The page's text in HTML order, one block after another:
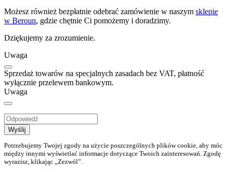
Możesz również bezpłatnie odebrać zamówienie w naszym sklepie
w Beroun, gdzie chętnie Ci pomożemy i doradzimy.
Dziękujemy za zrozumienie.
Uwaga
Sprzedaż towarów na specjalnych zasadach bez VAT, płatność
wyłącznie przelewem bankowym.
Uwaga
Wyślij
Potrzebujemy Twojej zgody na użycie poszczególnych plików cookie, aby móc
między innymi wyświetlać informacje dotyczące Twoich zainteresowań. Zgodę
wyrazisz, klikając „Zezwól”.